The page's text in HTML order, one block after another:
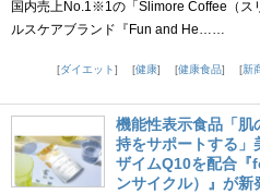
国内売上No.1※1の「Slimore Coffee（ス
ルスケアブランド『Fun and He……
ダイエット
健康 健康食品 新
機能性表示食品「肌
持をサポートする」
ザイムQ10を配合
ンサイクル）』が